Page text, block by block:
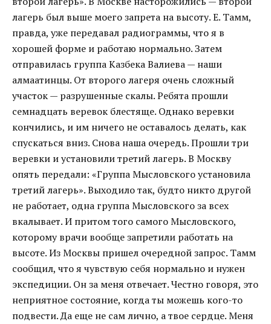
лагерь был выше моего запрета на высоту. Е. Тамм,
правда, уже передавал радиограммы, что я в
хорошей форме и работаю нормально. Затем
отправилась группа Казбека Валиева — наши
алмаатинцы. От второго лагеря очень сложный
участок — разрушенные скалы. Ребята прошли
семнадцать веревок блестяще. Однако веревки
кончились, и им ничего не оставалось делать, как
спускаться вниз. Снова наша очередь. Прошли три
веревки и установили третий лагерь. В Москву
опять передали: «Группа Мысловского установила
третий лагерь». Выходило так, будто никто другой
не работает, одна группа Мысловского за всех
вкалывает. И притом того самого Мысловского,
которому врачи вообще запретили работать на
высоте. Из Москвы пришел очередной запрос. Тамм
сообщил, что я чувствую себя нормально и нужен
экспедиции. Он за меня отвечает. Честно говоря, это
неприятное состояние, когда ты можешь кого-то
подвести. Да еще не сам лично, а твое сердце. Меня